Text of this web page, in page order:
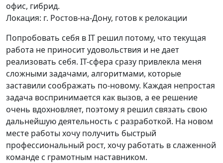
офис, гибрид.
Локация: г. Ростов-на-Дону, готов к релокации
Попробовать себя в IT решил потому, что текущая
работа не приносит удовольствия и не дает
реализовать себя. IT-сфера сразу привлекла меня
сложными задачами, алгоритмами, которые
заставили соображать по-новому. Каждая непростая
задача воспринимается как вызов, а ее решение
очень вдохновляет, поэтому я решил связать свою
дальнейшую деятельность с разработкой. На новом
месте работы хочу получить быстрый
профессиональный рост, хочу работать в слаженной
команде с грамотным наставником.